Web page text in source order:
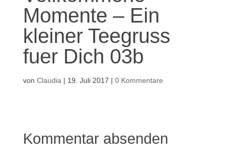
Momente – Ein
kleiner Teegruss
fuer Dich 03b
von Claudia | 19. Juli 2017 | 0 Kommentare
Kommentar absenden